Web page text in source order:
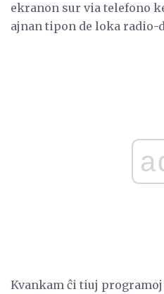
ekranon sur via telefono
ajnan tipon de loka radio-
Kvankam ĉi tiuj programoj